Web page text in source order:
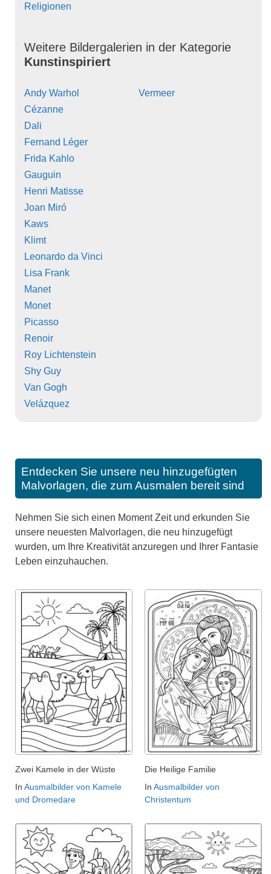
Religionen
Weitere Bildergalerien in der Kategorie
Kunstinspiriert
Andy Warhol
Cézanne
Dali
Fernand Léger
Frida Kahlo
Gauguin
Henri Matisse
Joan Miró
Kaws
Klimt
Leonardo da Vinci
Lisa Frank
Manet
Monet
Picasso
Renoir
Roy Lichtenstein
Shy Guy
Van Gogh
Velázquez
Vermeer
Entdecken Sie unsere neu hinzugefügten
Malvorlagen, die zum Ausmalen bereit sind
Nehmen Sie sich einen Moment Zeit und erkunden Sie
unsere neuesten Malvorlagen, die neu hinzugefügt
wurden, um Ihre Kreativität anzuregen und Ihrer Fantasie
Leben einzuhauchen.
Zwei Kamele in der Wüste
In Ausmalbilder von Kamele
und Dromedare
Die Heilige Familie
In Ausmalbilder von
Christentum